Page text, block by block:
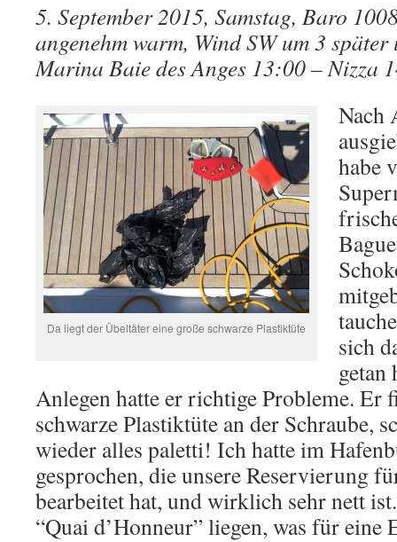
5. September 2015, Samstag, Baro
angenehm warm, Wind SW um 3 später
Marina Baie des Anges 13:00 – Nizza
Da liegt der Übeltäter eine große schwarze Plastiktüte
Nach
habe
sich
getan
Anlegen hatte er richtige Probleme. Er
schwarze Plastiktüte an der Schraube,
wieder alles paletti! Ich hatte im
gesprochen, die unsere Reservierung
bearbeitet hat, und wirklich sehr nett
“Quai d’Honneur” liegen, was für eine